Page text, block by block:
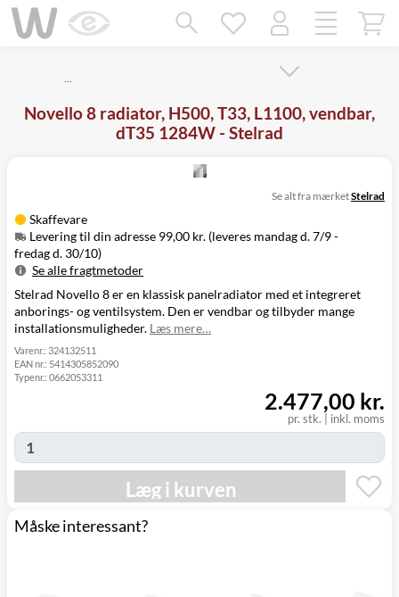
…
Novello 8 radiator, H500, T33, L1100, vendbar,
dT35 1284W - Stelrad
Skaffevare
Levering til din adresse 99,00 kr. (leveres mandag d. 7/9 -
fredag d. 30/10)
Se alle fragtmetoder
Metode
Pris
Leveres
Levering til
99,00 kr.
Mandag d. 7/9
-
Click&Collect
i Svenstrup
Se alt fra mærketStelrad
Stelrad Novello 8 er en klassisk panelradiator med et integreret
anborings- og ventilsystem. Den er vendbar og tilbyder mange
installationsmuligheder. Læs mere…
Varenr.: 324132511
EAN nr.: 5414305852090
Typenr.: 0662053311
pr. stk. inkl. moms
2.477,00 kr.
Læg i kurven
Måske interessant?
Mangler chatten?
Ret samtykke!